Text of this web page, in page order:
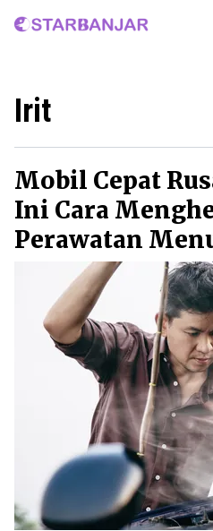
Home
Irit
Mobil Cepat
Ini Cara
Perawatan